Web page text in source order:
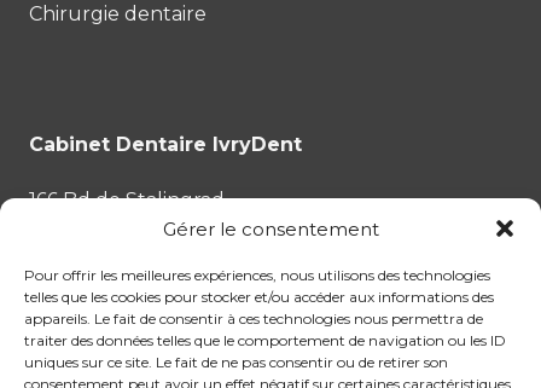
Gérer le consentement
Pour offrir les meilleures expériences, nous utilisons des technologies
telles que les cookies pour stocker et/ou accéder aux informations des
appareils. Le fait de consentir à ces technologies nous permettra de
traiter des données telles que le comportement de navigation ou les ID
uniques sur ce site. Le fait de ne pas consentir ou de retirer son
consentement peut avoir un effet négatif sur certaines caractéristiques
Chirurgie dentaire
Cabinet Dentaire IvryDent
166 Bd de Stalingrad
94200 Ivry-sur-Seine
Tél :01.87.53.35.43